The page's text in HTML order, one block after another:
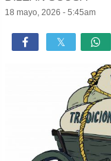
18 mayo, 2026 - 5:45am
